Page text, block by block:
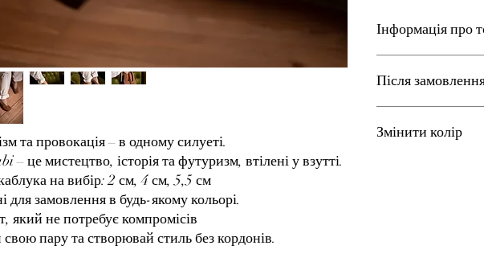
та провокація – в одному силуеті.
– це мистецтво, історія та футуризм, втілені у взутті.
на вибір: 2 см, 4 см, 5,5 см
для замовлення в будь-якому кольорі.
який не потребує компромісів
пару та створювай стиль без кордонів.
Інформація про
Матеріал підкладу -
Після
замовлення з
Змінити колір